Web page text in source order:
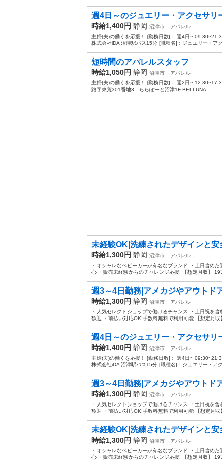
週4日～のジュエリー・アクセサリ
時給1,400円 静岡 沼津市
アパレル
主婦(夫)の働くを応援！ [勤務日数]： 週4日~
株式会社iDA 沼津駅バス15分 [職種名]：ジュエリー・ア
短時間のアパレルスタッフ
時給1,050円 静岡 沼津市
アパレル
主婦(夫)の働くを応援！ [勤務日数]： 週2日~
路字東荒301番地3 ららぽーと沼津1F BELLUNA...
未経験OK|洗練されたデザインと
時給1,300円 静岡 沼津市
アパレル
・オシャレなベビーカーが有名なブランド ・土日含め
心 ・販売未経験からのチャレンジ応援! 【想定月収】
週3～4日勤務|アメカジやアウトド
時給1,300円 静岡 沼津市
アパレル
・人気セレクトショップで働けるチャンス ・土日祝を
歓迎 ・前払い対応OK!手数料無料で利用可能 【想定月
週4日～のジュエリー・アクセサリ
時給1,400円 静岡 沼津市
アパレル
主婦(夫)の働くを応援！ [勤務日数]： 週4日~
株式会社iDA 沼津駅バス15分 [職種名]：ジュエリー・ア
週3～4日勤務|アメカジやアウトド
時給1,300円 静岡 沼津市
アパレル
・人気セレクトショップで働けるチャンス ・土日祝を
歓迎 ・前払い対応OK!手数料無料で利用可能 【想定月
未経験OK|洗練されたデザインと
時給1,300円 静岡 沼津市
アパレル
・オシャレなベビーカーが有名なブランド ・土日含め
心 ・販売未経験からのチャレンジ応援! 【想定月収】